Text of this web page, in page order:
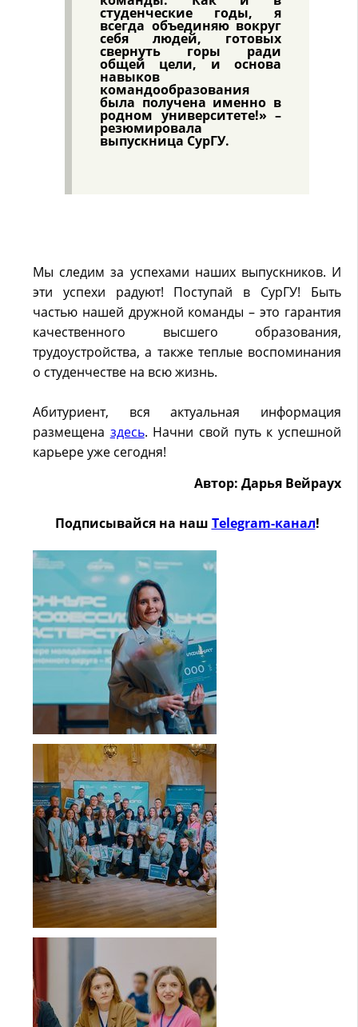
студенческие годы, я
всегда объединяю вокруг
себя людей, готовых
свернуть горы ради
общей цели, и основа
навыков
командообразования
была получена именно в
родном университете!» –
резюмировала
выпускница СурГУ.
Мы следим за успехами наших выпускников. И
эти успехи радуют! Поступай в СурГУ! Быть
частью нашей дружной команды – это гарантия
качественного высшего образования,
трудоустройства, а также теплые воспоминания
о студенчестве на всю жизнь.
Абитуриент, вся актуальная информация
размещена здесь. Начни свой путь к успешной
карьере уже сегодня!
Автор: Дарья Вейраух
Подписывайся на наш Telegram-канал!